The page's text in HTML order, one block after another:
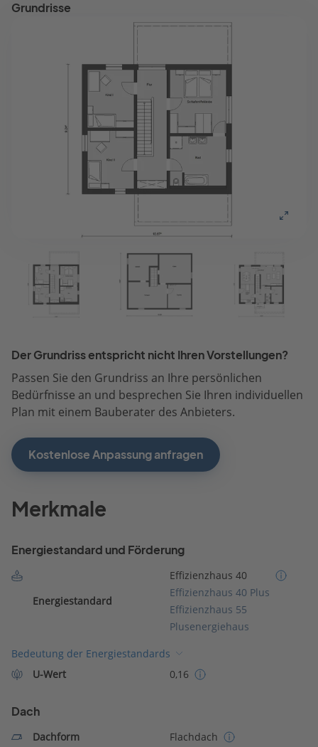
Grundrisse
Der Grundriss entspricht nicht Ihren Vorstellungen?
Passen Sie den Grundriss an Ihre persönlichen
Bedürfnisse an und besprechen Sie Ihren individuellen
Plan mit einem Bauberater des Anbieters.
Kostenlose Anpassung anfragen
Merkmale
Energiestandard und Förderung
Energiestandard
Effizienzhaus 40
Effizienzhaus 40 Plus
Effizienzhaus 55
Plusenergiehaus
Bedeutung der Energiestandards
U-Wert
0,16
Dach
Dachform Flachdach